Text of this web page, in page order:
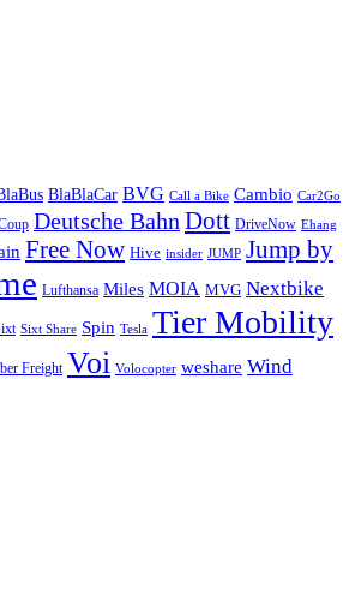
BlaBlaCar BVG Call a Bike Cambio Car2Go
Deutsche Bahn Dott DriveNow Ehang
Free Now Hive insider JUMP Jump by
Lufthansa Miles MOIA MVG Nextbike
Sixt Share Spin Tesla Tier Mobility
Freight Voi Volocopter weshare Wind